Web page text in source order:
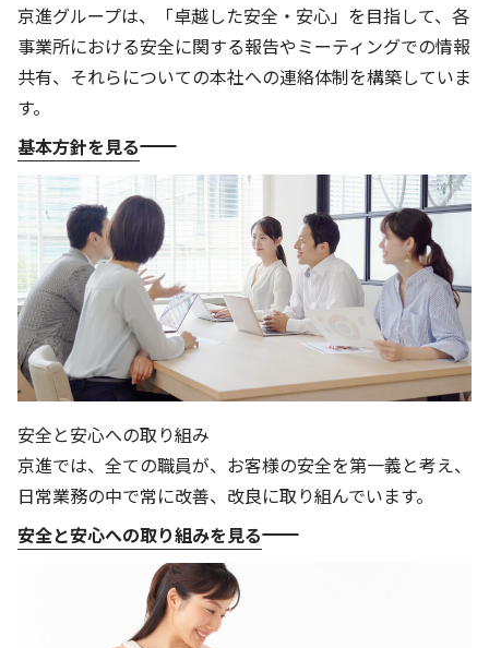
DXビジョン・DX戦略
Kyoshin Digital Academy
基本方針
安全と安心への取り組み
安全・安心にお通いいただくために
活動報告
お客様相談センター
メッセージアーカイブス
京進グループは、「卓越した安全・安心」を目指して、各
事業所における安全に関する報告やミーティングでの情報
共有、それらについての本社への連絡体制を構築していま
す。
基本方針を見る
安全と安心への取り組み
京進では、全ての職員が、お客様の安全を第一義と考え、
日常業務の中で常に改善、改良に取り組んでいます。
安全と安心への取り組みを見る